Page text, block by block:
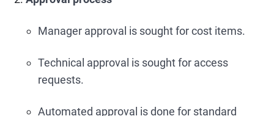
Manager approval is sought for cost items.
Technical approval is sought for access
requests.
Automated approval is done for standard